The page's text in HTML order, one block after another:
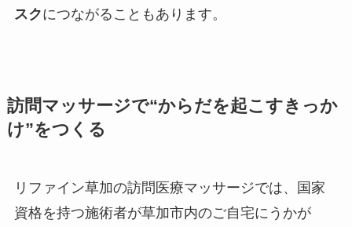
スクにつながることもあります。
訪問マッサージで“からだを起こすきっか
け”をつくる
リファイン草加の訪問医療マッサージでは、国家
資格を持つ施術者が草加市内のご自宅にうかが